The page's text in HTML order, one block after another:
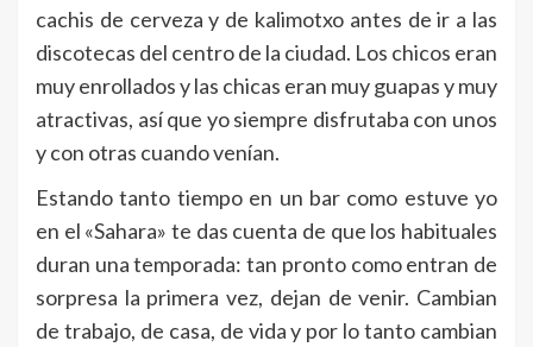
cachis de cerveza y de kalimotxo antes de ir a las
discotecas del centro de la ciudad. Los chicos eran
muy enrollados y las chicas eran muy guapas y muy
atractivas, así que yo siempre disfrutaba con unos
y con otras cuando venían.
Estando tanto tiempo en un bar como estuve yo
en el «Sahara» te das cuenta de que los habituales
duran una temporada: tan pronto como entran de
sorpresa la primera vez, dejan de venir. Cambian
de trabajo, de casa, de vida y por lo tanto cambian